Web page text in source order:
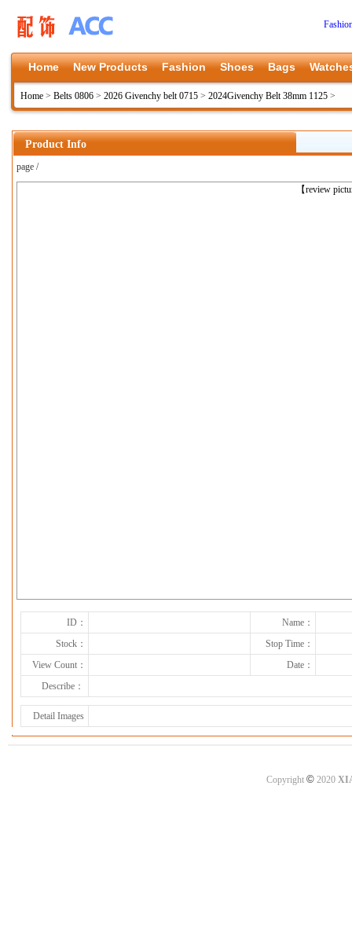
Home New Products Fashion Shoes Bags
Home > Belts 0806 > 2026 Givenchy belt 0715 > 2024Givenchy Belt 38mm 1125 >
Product Info
page /
【review
上一张
ID：
Name：
Stock：
Stop Time：
View Count：
Date：
Describe：
Detail Images
Copyright ©2020